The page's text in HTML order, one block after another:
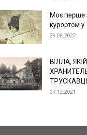
Моє перше
курортом у
29.08.2022
ВІЛЛА,
07.12.2021